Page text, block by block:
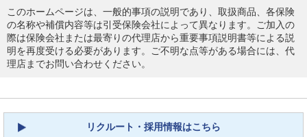
このホームページは、一般的事項の説明であり、取扱商品、各保険
の名称や補償内容等は引受保険会社によって異なります。ご加入の
際は保険会社または最寄りの代理店から重要事項説明書等による説
明を再度受ける必要があります。ご不明な点等がある場合には、代
理店までお問い合わせください。
リクルート・採用情報はこちら